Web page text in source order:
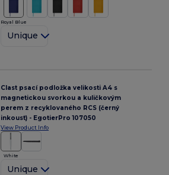
Royal Blue
Unique
Clast psací podložka velikosti A4 s
magnetickou svorkou a kuličkovým
perem z recyklovaného RCS (černý
inkoust) - EgotierPro 107050
View Product Info
White
Unique